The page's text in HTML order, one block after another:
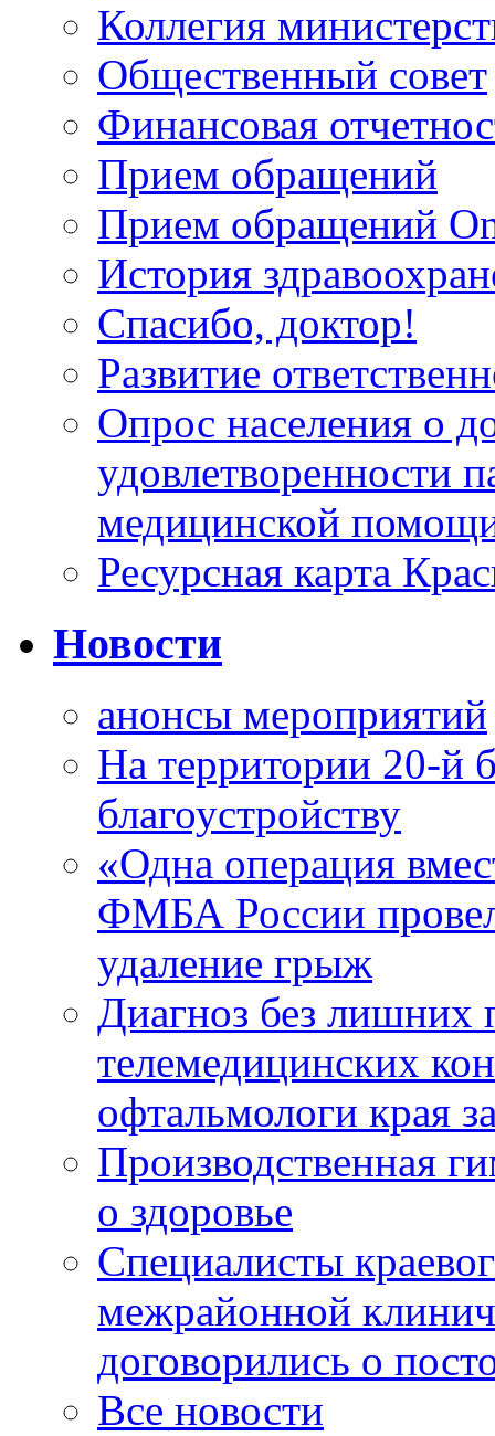
Коллегия
Общественный совет
Финансовая
Прием обращений
Прием обращений
История
Спасибо, доктор!
Развитие
Опрос населения о
удовлетворенности
медицинской
Ресурсная карта
Новости
анонсы мероприятий
На территории 20-й
благоустройству
«Одна операция
ФМБА России
удаление грыж
Диагноз без лишних
телемедицинских
офтальмологи края
Производственная
о здоровье
Специалисты
межрайонной
договорились о
Все новости